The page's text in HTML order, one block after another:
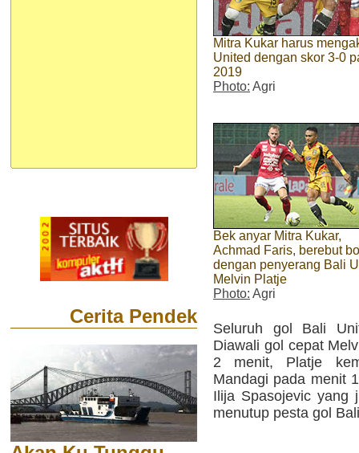
Cerita Pendek
Mitra Kukar harus
United dengan skor 3-0
2019
Photo: Agri
Bek anyar Mitra Kukar,
Achmad Faris, berebut
dengan penyerang Bali
Melvin Platje
Photo: Agri
Seluruh gol Bali
Diawali gol cepat
2 menit, Platje
Mandagi pada menit
Ilija Spasojevic yang
menutup pesta gol